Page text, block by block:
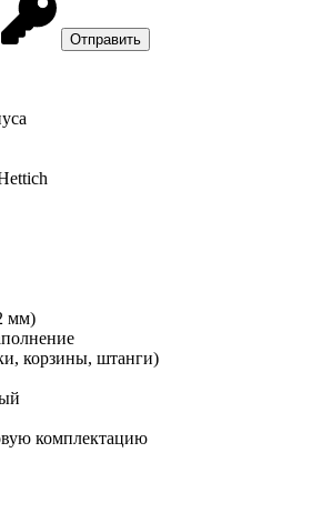
мм)
корзины, штанги)
комплектацию